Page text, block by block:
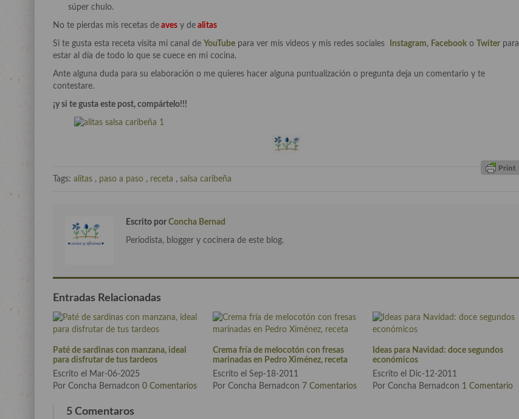
súper chulo.
No te pierdas mis recetas de aves y de alitas
Si te gusta esta receta visita mi canal de YouTube para ver mis videos y mis redes sociales Instagram, Facebook o Twiter para
estar al día de todo lo que se cuece en mi cocina.
Ante alguna duda para su elaboración o me quieres hacer alguna puntualización o pregunta deja un comentario y te
contestare.
¡y si te gusta este post, compártelo!!!
Tags: alitas , paso a paso , receta , salsa caribeña
Escrito por Concha Bernad
Periodista, blogger y cocinera de este blog.
Entradas Relacionadas
Paté de sardinas con manzana, ideal
para disfrutar de tus tardeos
Escrito el Mar-06-2025
Por Concha Bernadcon 0 Comentarios
Crema fría de melocotón con fresas
marinadas en Pedro Ximénez, receta
Escrito el Sep-18-2011
Por Concha Bernadcon 7 Comentarios
Ideas para Navidad: doce segundos
económicos
Escrito el Dic-12-2011
Por Concha Bernadcon 1 Comentario
5 Comentaros